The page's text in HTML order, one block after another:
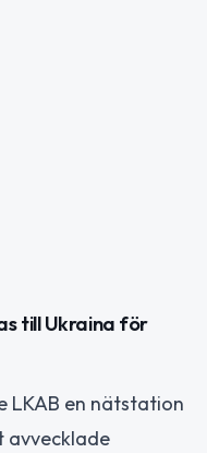
till Ukraina för
LKAB en nätstation
avvecklade